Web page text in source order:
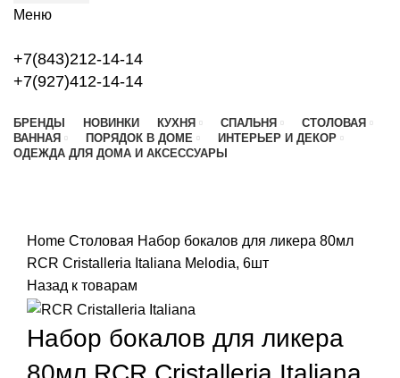
Меню
+7(843)212-14-14
+7(927)412-14-14
БРЕНДЫ НОВИНКИ КУХНЯ СПАЛЬНЯ
СТОЛОВАЯ
ВАННАЯ
ПОРЯДОК В ДОМЕ
ИНТЕРЬЕР И ДЕКОР
ОДЕЖДА ДЛЯ ДОМА И АКСЕССУАРЫ
Home Столовая Набор бокалов для ликера 80мл
RCR Cristalleria Italiana Melodia, 6шт
Назад к товарам
Набор бокалов для ликера